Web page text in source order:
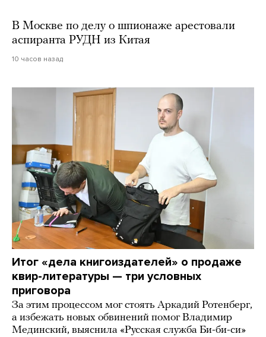
В Москве по делу о шпионаже арестовали
аспиранта РУДН из Китая
10 часов назад
Итог «дела книгоиздателей» о продаже
квир-литературы — три условных
приговора
За этим процессом мог стоять Аркадий Ротенберг,
а избежать новых обвинений помог Владимир
Мединский, выяснила «Русская служба Би-би-си»